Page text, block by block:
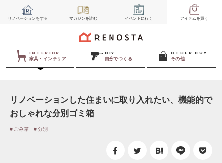
リノベーションをする マガジンを読む イベント に行く アイテムを買う
INTERIOR
家具・インテリア
DIY
自分でつくる
OTHER BUY
その他
リノベーションした住まいに取り入れたい、機能的で
おしゃれな分別ゴミ箱
ごみ箱 分別